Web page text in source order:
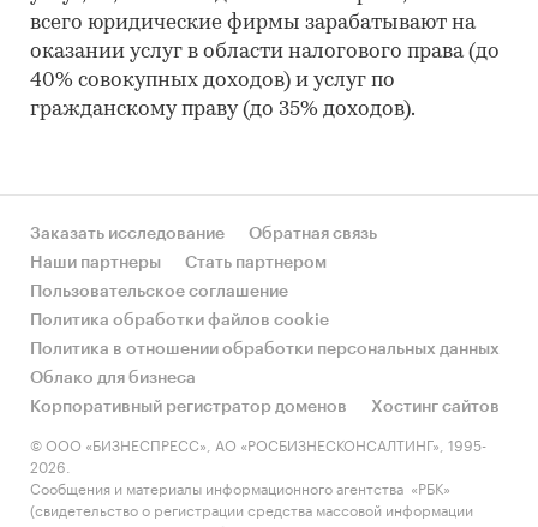
всего юридические фирмы зарабатывают на
оказании услуг в области налогового права (до
40% совокупных доходов) и услуг по
гражданскому праву (до 35% доходов).
Заказать исследование
Обратная связь
Наши партнеры
Стать партнером
Пользовательское соглашение
Политика обработки файлов cookie
Политика в отношении обработки персональных данных
Облако для бизнеса
Корпоративный регистратор доменов
Хостинг сайтов
© ООО «БИЗНЕСПРЕСС», АО «РОСБИЗНЕСКОНСАЛТИНГ», 1995-
2026.
Сообщения и материалы информационного агентства «РБК»
(свидетельство о регистрации средства массовой информации